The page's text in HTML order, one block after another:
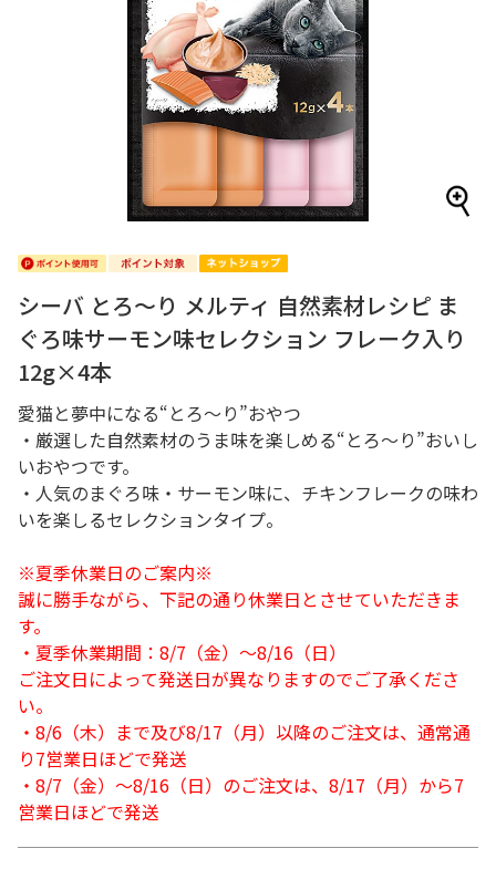
シーバ とろ～り メルティ 自然素材レシピ ま
ぐろ味サーモン味セレクション フレーク入り
12g×4本
愛猫と夢中になる“とろ～り”おやつ
・厳選した自然素材のうま味を楽しめる“とろ～り”おいし
いおやつです。
・人気のまぐろ味・サーモン味に、チキンフレークの味わ
いを楽しるセレクションタイプ。
※夏季休業日のご案内※
誠に勝手ながら、下記の通り休業日とさせていただきま
す。
・夏季休業期間：8/7（金）～8/16（日）
ご注文日によって発送日が異なりますのでご了承くださ
い。
・8/6（木）まで及び8/17（月）以降のご注文は、通常通
り7営業日ほどで発送
・8/7（金）～8/16（日）のご注文は、8/17（月）から7
営業日ほどで発送